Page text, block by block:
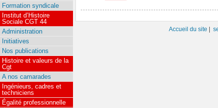
Formation syndicale
Institut d’Histoire
Sociale CGT 44
Administration
Initiatives
Nos publications
Histoire et valeurs de la
Cgt
A nos camarades
Ingénieurs, cadres et
techniciens
Égalité professionnelle
Accueil du site